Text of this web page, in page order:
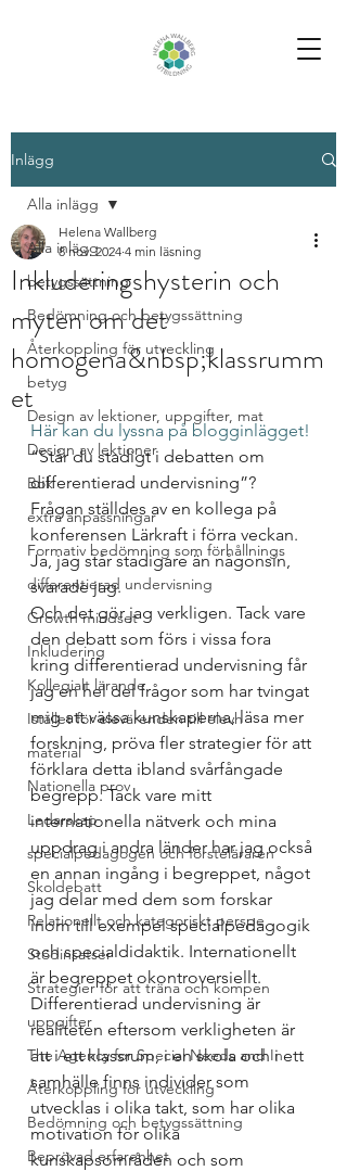
Inlägg
Alla inlägg
betygssättning
Bedömning och betygssättning
Återkoppling för utveckling
betyg
Design av lektioner, uppgifter, mat
Design av lektioner
Bok
extra anpassningar
Formativ bedömning som förhållnings
differentierad undervisning
Growth mindset
Inkludering
Kollegialt lärande
Istället för elevärenden till elevh
material
Nationella prov
Ledarskap
specialpedagogen och försteläraren
Skoldebatt
Relationellt och kategoriskt perspe
Stödinsatser
Strategier för att träna och kompen
uppgifter
The Agency for Special Needs and In
Återkoppling för utveckling
Bedömning och betygssättning
Beprövad erfarenhet
Alla inlägg
Inkluderingshysterin och
myten om det
homogena&nbsp;klassrumm
et
Helena Wallberg
8 nov. 2024 4 min läsning
Här kan du lyssna på blogginlägget!
“Står du stadigt i debatten om
differentierad undervisning”?
Frågan ställdes av en kollega på
konferensen Lärkraft i förra veckan.
Ja, jag står stadigare än någonsin,
svarade jag.
Och det gör jag verkligen. Tack vare
den debatt som förs i vissa fora
kring differentierad undervisning får
jag en hel del frågor som har tvingat
mig att vässa kunskaperna, läsa mer
forskning, pröva fler strategier för att
förklara detta ibland svårfångade
begrepp. Tack vare mitt
internationella nätverk och mina
uppdrag i andra länder har jag också
en annan ingång i begreppet, något
jag delar med dem som forskar
inom till exempel specialpedagogik
och specialdidaktik. Internationellt
är begreppet okontroversiellt.
Differentierad undervisning är
realiteten eftersom verkligheten är
att i ett klassrum, i en skola och i ett
samhälle finns individer som
utvecklas i olika takt, som har olika
motivation för olika
kunskapsområden och som